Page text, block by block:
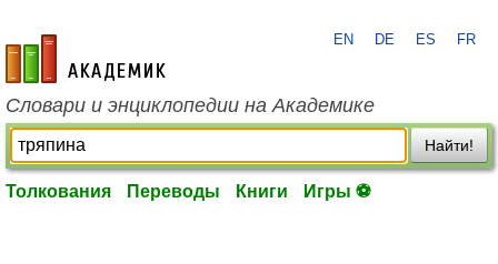
academic.ru
EN DE ES FR
Словари и энциклопедии на Академике
Найти!
Толкования Переводы Книги Игры ⚽